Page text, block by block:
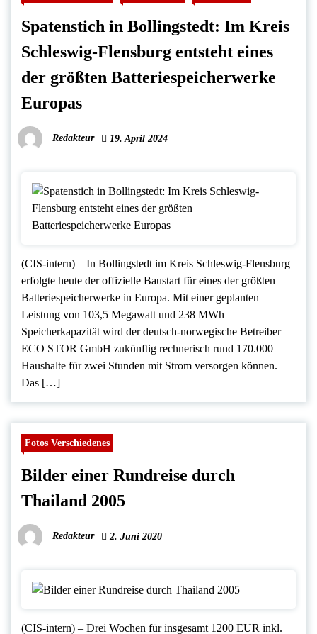
Spatenstich in Bollingstedt: Im Kreis
Schleswig-Flensburg entsteht eines
der größten Batteriespeicherwerke
Europas
Redakteur 19. April 2024
(CIS-intern) – In Bollingstedt im Kreis Schleswig-Flensburg
erfolgte heute der offizielle Baustart für eines der größten
Batteriespeicherwerke in Europa. Mit einer geplanten
Leistung von 103,5 Megawatt und 238 MWh
Speicherkapazität wird der deutsch-norwegische Betreiber
ECO STOR GmbH zukünftig rechnerisch rund 170.000
Haushalte für zwei Stunden mit Strom versorgen können.
Das […]
Fotos Verschiedenes
Bilder einer Rundreise durch
Thailand 2005
Redakteur 2. Juni 2020
(CIS-intern) – Drei Wochen für insgesamt 1200 EUR inkl.